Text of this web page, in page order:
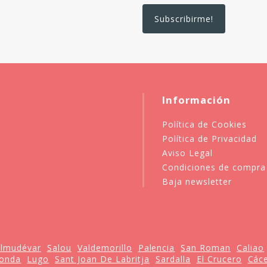
Información
Política de Cookies
Política de Privacidad
Aviso Legal
Condiciones de compra
Baja newsletter
Salou Valdemorillo Palencia San Roman
Caliao
Lugo Sant Joan De Labritja Sardalla El Crucero